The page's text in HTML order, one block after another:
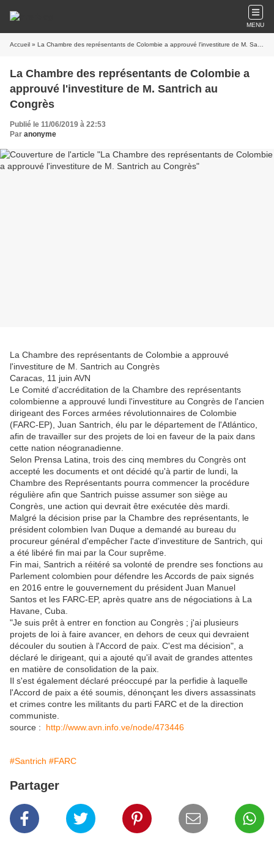
MENU
Accueil » La Chambre des représentants de Colombie a approuvé l'investiture de M. Santrich au Congrès
La Chambre des représentants de Colombie a
approuvé l'investiture de M. Santrich au
Congrès
Publié le 11/06/2019 à 22:53
Par anonyme
La Chambre des représentants de Colombie a approuvé
l'investiture de M. Santrich au Congrès
Caracas, 11 juin AVN
Le Comité d'accréditation de la Chambre des représentants
colombienne a approuvé lundi l'investiture au Congrès de l'ancien
dirigeant des Forces armées révolutionnaires de Colombie
(FARC-EP), Juan Santrich, élu par le département de l'Atlántico,
afin de travailler sur des projets de loi en faveur de la paix dans
cette nation néogranadienne.
Selon Prensa Latina, trois des cinq membres du Congrès ont
accepté les documents et ont décidé qu'à partir de lundi, la
Chambre des Représentants pourra commencer la procédure
régulière afin que Santrich puisse assumer son siège au
Congrès, une action qui devrait être exécutée dès mardi.
Malgré la décision prise par la Chambre des représentants, le
président colombien Ivan Duque a demandé au bureau du
procureur général d'empêcher l'acte d'investiture de Santrich, qui
a été libéré fin mai par la Cour suprême.
Fin mai, Santrich a réitéré sa volonté de prendre ses fonctions au
Parlement colombien pour défendre les Accords de paix signés
en 2016 entre le gouvernement du président Juan Manuel
Santos et les FARC-EP, après quatre ans de négociations à La
Havane, Cuba.
"Je suis prêt à entrer en fonction au Congrès ; j'ai plusieurs
projets de loi à faire avancer, en dehors de ceux qui devraient
découler du soutien à l'Accord de paix. C'est ma décision", a
déclaré le dirigeant, qui a ajouté qu'il avait de grandes attentes
en matière de consolidation de la paix.
Il s'est également déclaré préoccupé par la perfidie à laquelle
l'Accord de paix a été soumis, dénonçant les divers assassinats
et crimes contre les militants du parti FARC et de la direction
communiste.
source : http://www.avn.info.ve/node/473446
#Santrich #FARC
Partager